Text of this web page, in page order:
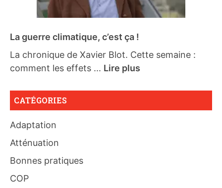
La guerre climatique, c’est ça !
La chronique de Xavier Blot. Cette semaine :
comment les effets ... Lire plus
CATÉGORIES
Adaptation
Atténuation
Bonnes pratiques
COP